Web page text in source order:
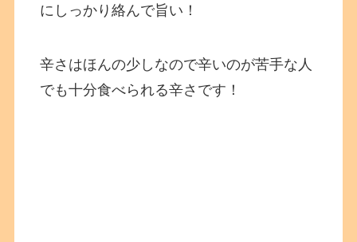
にしっかり絡んで旨い！
辛さはほんの少しなので辛いのが苦手な人
でも十分食べられる辛さです！